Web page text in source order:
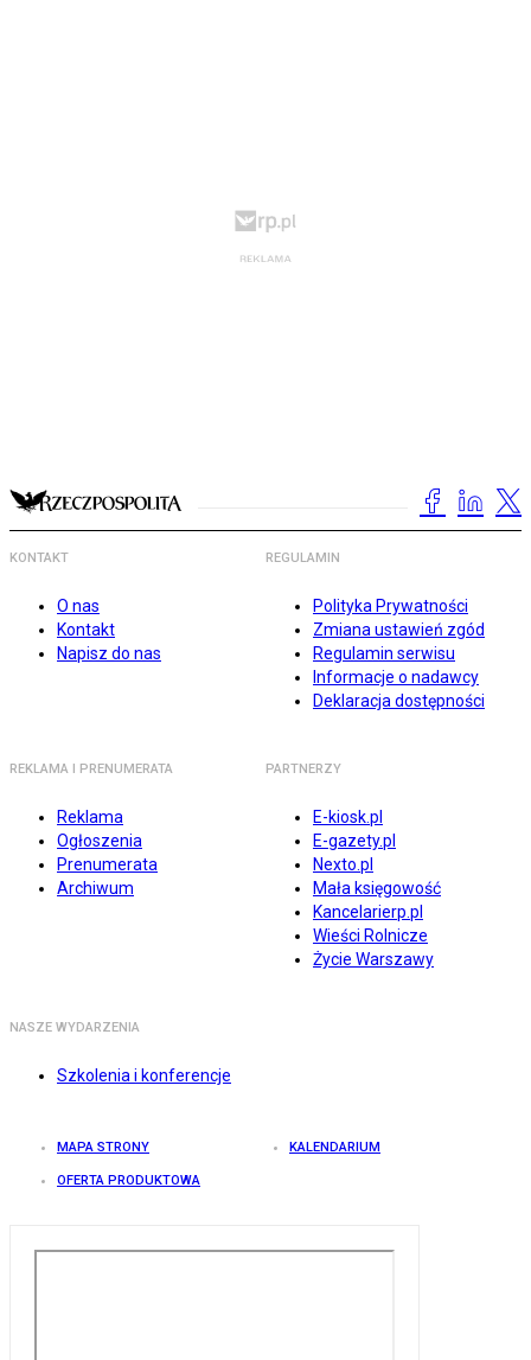
KONTAKT
O nas
Kontakt
Napisz do nas
REGULAMIN
Polityka Prywatności
Zmiana ustawień zgód
Regulamin serwisu
Informacje o nadawcy
Deklaracja dostępności
REKLAMA I PRENUMERATA
Reklama
Ogłoszenia
Prenumerata
Archiwum
PARTNERZY
E-kiosk.pl
E-gazety.pl
Nexto.pl
Mała księgowość
Kancelarierp.pl
Wieści Rolnicze
Życie Warszawy
NASZE WYDARZENIA
Szkolenia i konferencje
MAPA STRONY KALENDARIUM
OFERTA PRODUKTOWA